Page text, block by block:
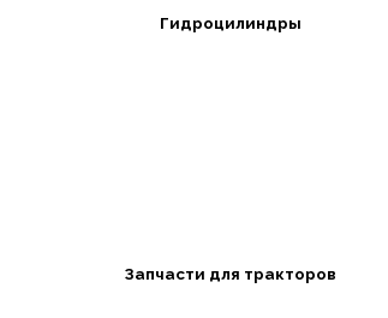
Гидроцилиндры
Запчасти для тракторов